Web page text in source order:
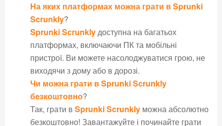
На яких платформах можна грати вSprunki
Scrunkly?
Sprunki Scrunklyдоступна на багатьох
платформах, включаючи ПК та мобільні
пристрої. Ви можете насолоджуватися грою, не
виходячи з дому або в дорозі.
Чи можна грати вSprunki Scrunkly
безкоштовно?
Так, грати в Sprunki Scrunkly можна абсолютно
безкоштовно! Завантажуйте і починайте грати